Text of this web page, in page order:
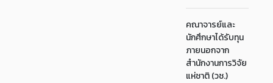
คณาจารย์และ
นักศึกษาได้รับทุน
ภายนอกจาก
สำนักงานการวิจัย
แห่ชาติ (วช.)